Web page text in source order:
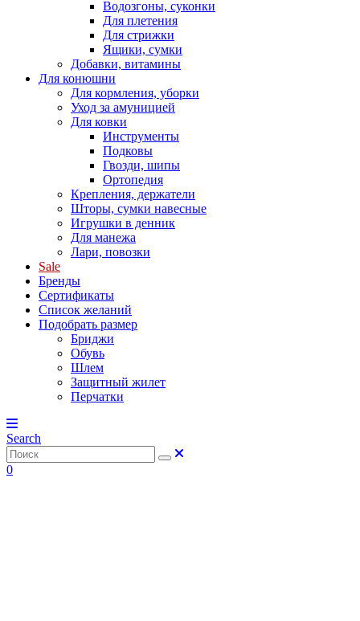
Водозгоны, суконки
Для плетения
Для стрижки
Ящики, сумки
Добавки, витамины
Для конюшни
Для кормления, уборки
Уход за амуницией
Для ковки
Инструменты
Подковы
Гвозди, шипы
Ортопедия
Крепления, держатели
Шторы, сумки навесные
Игрушки в денник
Для манежа
Лари, повозки
Sale
Бренды
Сертификаты
Список желаний
Подобрать размер
Бриджи
Обувь
Шлем
Защитный жилет
Перчатки
Search
0